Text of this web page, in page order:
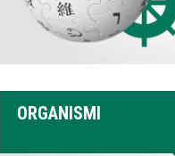
ORGANISMI